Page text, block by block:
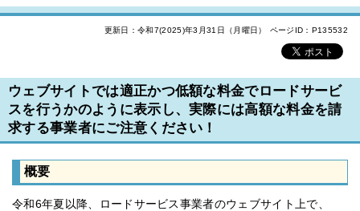
更新日：令和7(2025)年3月31日（月曜日） ページID：P135532
ウェブサイトでは適正かつ低額な料金でロードサービ
スを行うかのように表示し、実際には高額な料金を請
求する事業者にご注意ください！
概要
令和6年夏以降、ロードサービス事業者のウェブサイト上で、